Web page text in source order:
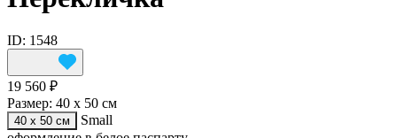
ID: 1548
19 560 ₽
Размер: 40 х 50 см
40 х 50 см
Small